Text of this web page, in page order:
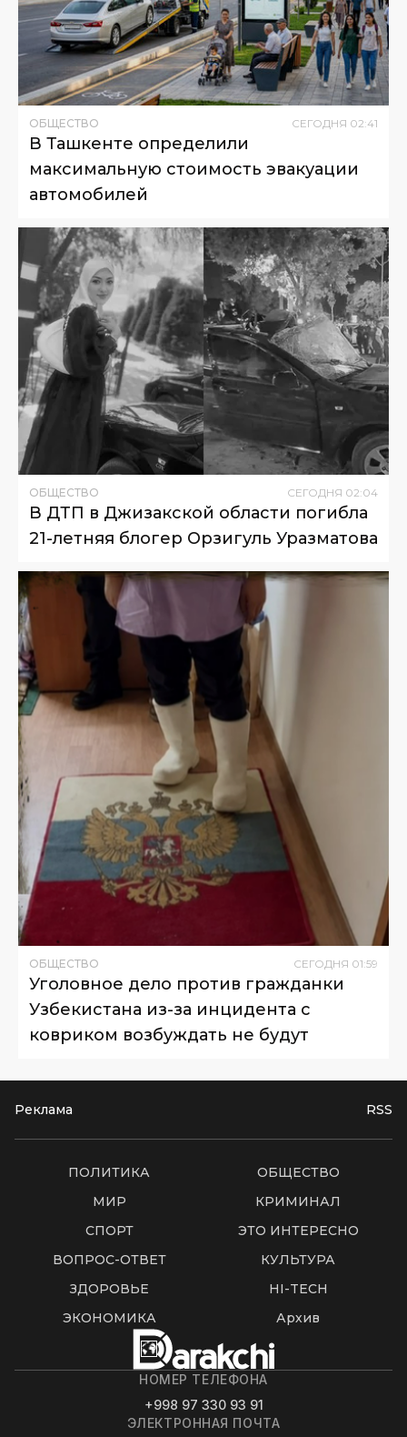
ОБЩЕСТВО СЕГОДНЯ 02:41
В Ташкенте определили
максимальную стоимость эвакуации
автомобилей
ОБЩЕСТВО СЕГОДНЯ 02:04
В ДТП в Джизакской области погибла
21-летняя блогер Орзигуль Уразматова
ОБЩЕСТВО СЕГОДНЯ 01:59
Уголовное дело против гражданки
Узбекистана из-за инцидента с
ковриком возбуждать не будут
Реклама RSS
ПОЛИТИКА
ОБЩЕСТВО
МИР
КРИМИНАЛ
СПОРТ
ЭТО ИНТЕРЕСНО
ВОПРОС-ОТВЕТ
КУЛЬТУРА
ЗДОРОВЬЕ
HI-TECH
ЭКОНОМИКА
Архив
НОМЕР ТЕЛЕФОНА
+998 97 330 93 91
ЭЛЕКТРОННАЯ ПОЧТА